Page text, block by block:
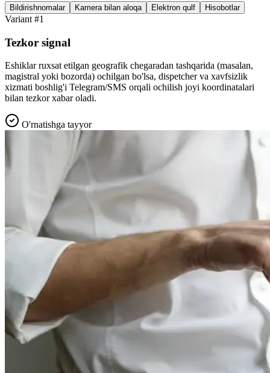
Bildirishnomalar Kamera bilan aloqa Elektron qulf Hisobotlar
Variant #1
Tezkor signal
Eshiklar ruxsat etilgan geografik chegaradan tashqarida (masalan,
magistral yoki bozorda) ochilgan bo'lsa, dispetcher va xavfsizlik
xizmati boshlig'i Telegram/SMS orqali ochilish joyi koordinatalari
bilan tezkor xabar oladi.
O'rnatishga tayyor